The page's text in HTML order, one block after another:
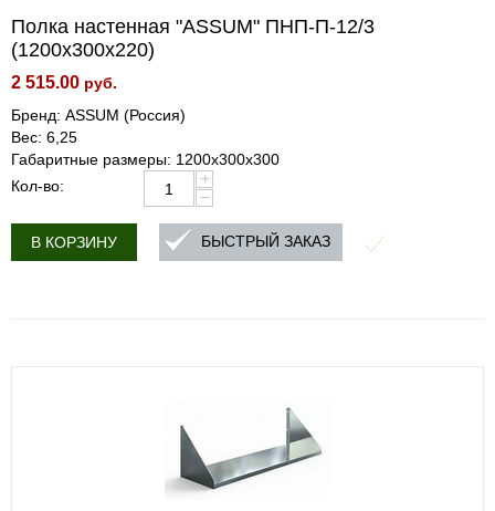
Полка настенная "ASSUM" ПНП-П-12/3
(1200х300х220)
2 515.00 руб.
Бренд: ASSUM (Россия)
Вес: 6,25
Габаритные размеры: 1200х300х300
Кол-во:
+
−
В КОРЗИНУ БЫСТРЫЙ ЗАКАЗ